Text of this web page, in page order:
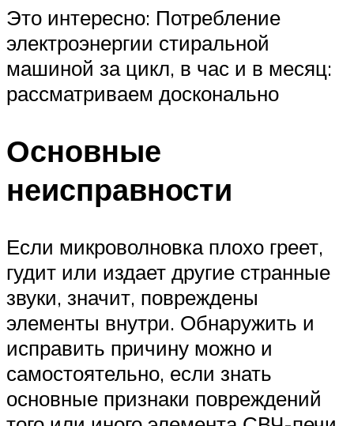
Это интересно: Потребление
электроэнергии стиральной
машиной за цикл, в час и в месяц:
рассматриваем досконально
Основные
неисправности
Если микроволновка плохо греет,
гудит или издает другие странные
звуки, значит, повреждены
элементы внутри. Обнаружить и
исправить причину можно и
самостоятельно, если знать
основные признаки повреждений